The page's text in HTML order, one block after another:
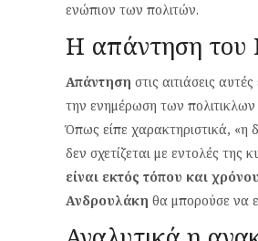
ενώπιον των πολιτών.
Η απάντηση
Απάντηση στις αιτιάσεις
την ενημέρωση των
Όπως είπε χαρακτηριστικά, «η
δεν σχετίζεται με εντολές της
είναι εκτός τόπου και χρόνου
Ανδρουλάκη θα μπορούσε να